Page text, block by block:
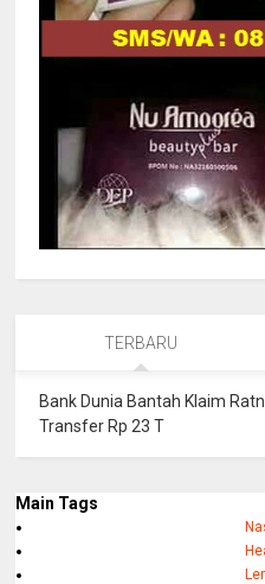
TERBARU
Bank Dunia Bantah Klaim
Transfer Rp 23 T
Main Tags